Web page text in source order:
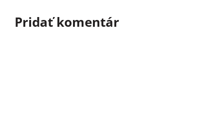
Pridať komentár